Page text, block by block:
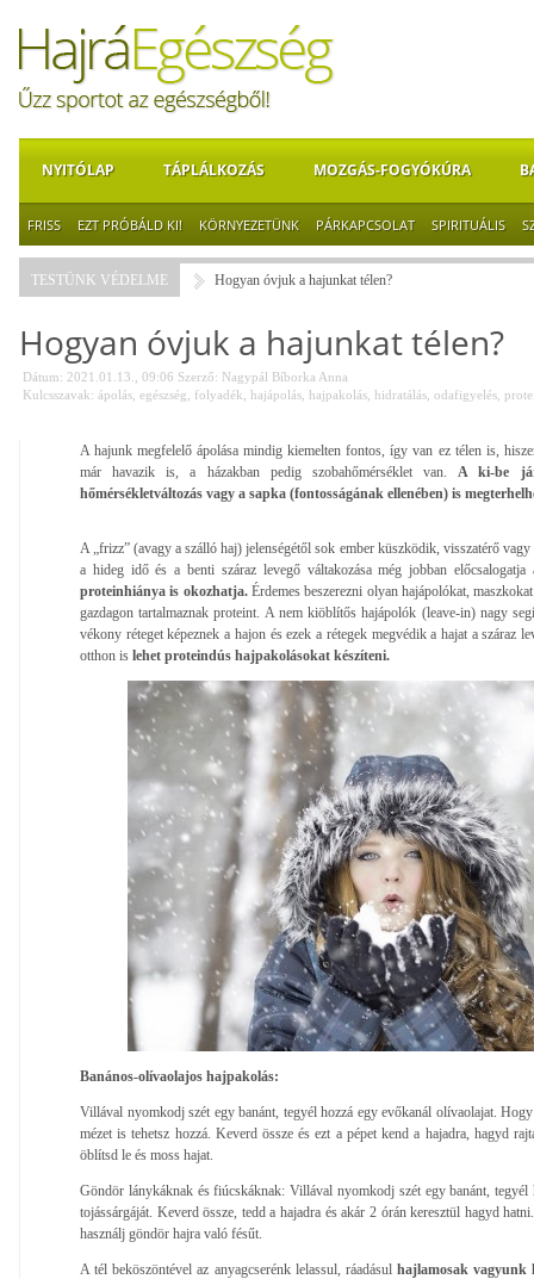
NYITÓLAP TÁPLÁLKOZÁS MOZGÁS-FOGYÓKÚRA
FRISS EZT PRÓBÁLD KI! KÖRNYEZETÜNK PÁRKAPCSOLAT SPIRITUÁLIS
TESTÜNK VÉDELME Hogyan óvjuk a hajunkat télen?
Hogyan óvjuk a hajunkat télen?
Dátum: 2021.01.13., 09:06 Szerző: Nagypál Bíborka Anna
Kulcsszavak: ápolás egészség folyadék hajápolás hajpakolás hidratálás odafigyelés
A hajunk megfelelő ápolása mindig kiemelten fontos, így van ez télen is,
már havazik is, a házakban pedig szobahőmérséklet van. A ki-be
hőmérsékletváltozás vagy a sapka (fontosságának ellenében) is
A „frizz” (avagy a szálló haj) jelenségétől sok ember küszködik, visszatérő
a hideg idő és a benti száraz levegő váltakozása még jobban
proteinhiánya is okozhatja.Érdemes beszerezni olyan hajápolókat,
gazdagon tartalmaznak proteint. A nem kiöblítős hajápolók (leave-in) nagy
vékony réteget képeznek a hajon és ezek a rétegek megvédik a hajat a száraz
otthon is lehet proteindús hajpakolásokat készíteni.
Banános-olívaolajos hajpakolás:
Villával nyomkodj szét egy banánt, tegyél hozzá egy evőkanál olívaolajat.
mézet is tehetsz hozzá. Keverd össze és ezt a pépet kend a hajadra, hagyd
öblítsd le és moss hajat.
Göndör lánykáknak és fiúcskáknak: Villával nyomkodj szét egy banánt, tegyél
tojássárgáját. Keverd össze, tedd a hajadra és akár 2 órán keresztül hagyd
használj göndör hajra való fésűt.
A tél beköszöntével az anyagcserénk lelassul, ráadásul hajlamosak vagyunk